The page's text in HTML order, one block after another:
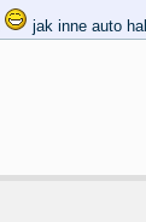
jak inne auto